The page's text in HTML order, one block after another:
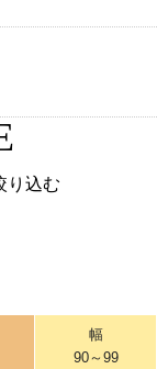
り込む
幅
90～99